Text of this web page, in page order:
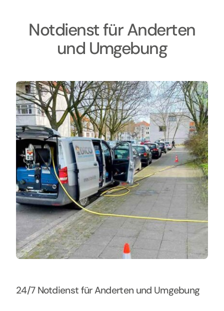
Preise
NEWS
Kontakt
Notdienst für Anderten
und Umgebung
24/7 Notdienst für Anderten und Umgebung